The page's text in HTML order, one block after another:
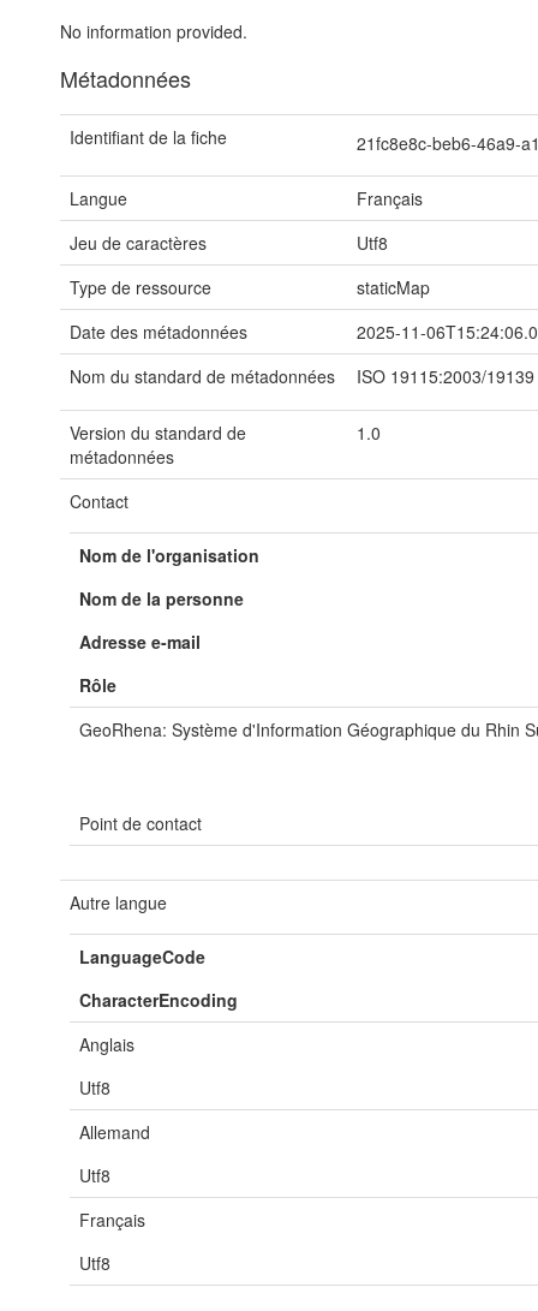
No information provided.
Métadonnées
Identifiant de la fiche 21fc8e8c-beb6-46a9-
Langue
Français
Jeu de caractères
Utf8
Type de ressource
staticMap
Date des métadonnées
2025-11-
Nom du standard de métadonnées
ISO 19115:2003/19139
Version du standard de
métadonnées
1.0
Contact
Nom de l'organisation
Nom de la personne
Adresse e-mail
Rôle
GeoRhena: Système d'Information Géographique du Rhin
Point de contact
Autre langue
LanguageCode
CharacterEncoding
Anglais
Utf8
Allemand
Utf8
Français
Utf8